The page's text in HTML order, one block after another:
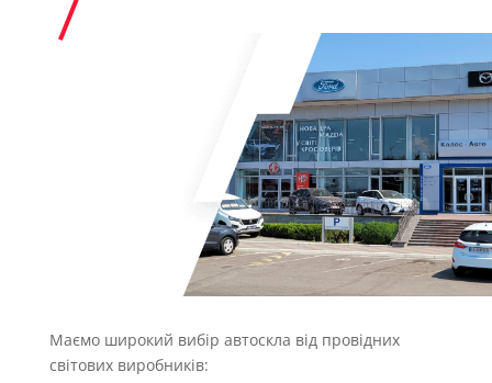
Маємо широкий вибір автоскла від провідних
світових виробників: